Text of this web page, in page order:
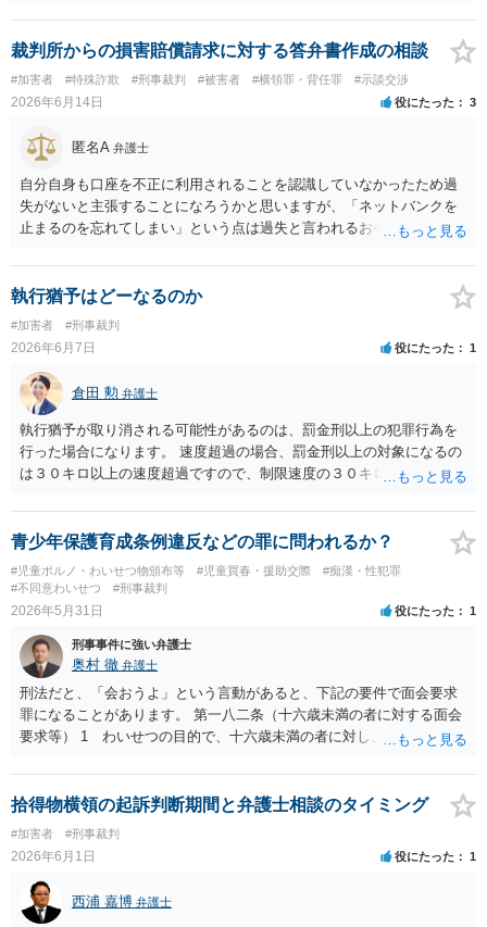
なやり取りしかないのであれば、仮に警察からアクションがあるとし
ても、いきなり逮捕というよりは呼び出して話を聞かれる程度かと思
裁判所からの損害賠償請求に対する答弁書作成の相談
#加害者 #特殊詐欺 #刑事裁判 #被害者 #横領罪・背任罪 #示談交渉
2026年6月14日 役にたった 3
匿名A 弁護士
自分自身も口座を不正に利用されることを認識していなかったため過
失がないと主張することになろうかと思いますが、「ネットバンクを
止まるのを忘れてしまい」という点は過失と言われるおそれがありま
ェブ会議で訴訟に対応できるので、地元の弁護士でも大丈夫です。
執行猶予はどーなるのか
#加害者 #刑事裁判
2026年6月7日 役にたった 1
倉田 勲 弁護士
執行猶予が取り消される可能性があるのは、罰金刑以上の犯罪行為を
行った場合になります。 速度超過の場合、罰金刑以上の対象になるの
は３０キロ以上の速度超過ですので、制限速度の３０キロ以上超過し
青少年保護育成条例違反などの罪に問われるか？
#児童ポルノ・わいせつ物頒布等 #児童買春・援助交際
#痴漢・性犯罪
#不同意わいせつ
#刑事裁判
2026年5月31日 役にたった 1
刑事事件に強い弁護士
奥村 徹 弁護士
刑法だと、「会おうよ」という言動があると、下記の要件で面会要求
罪になることがあります。 第一八二条（十六歳未満の者に対する面会
要求等） 1 わいせつの目的で、十六歳未満の者に対し、次の各号に
ある場合については、その者が生まれた日より五年以上前の日に生ま
れた者に限る。）は、一年以下の拘禁刑又は五十万円以下の罰金に処
二 拒まれたにもかかわらず、反復して面会を要求すること。 三 金
銭その他の利益を供与し、又はその申込み若しくは約束をして面会を
要求すること。
拾得物横領の起訴判断期間と弁護士相談のタイミング
#加害者 #刑事裁判
2026年6月1日 役にたった 1
西浦 嘉博 弁護士